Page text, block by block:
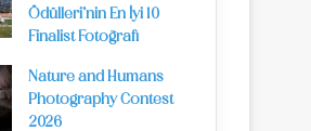
Ödülleri’nin En İyi 10
Finalist Fotoğrafı
Nature and Humans
Photography Contest
2026